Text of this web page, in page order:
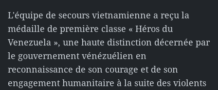
L'équipe de secours vietnamienne a reçu la
médaille de première classe « Héros du
Venezuela », une haute distinction décernée par
le gouvernement vénézuélien en
reconnaissance de son courage et de son
engagement humanitaire à la suite des violents